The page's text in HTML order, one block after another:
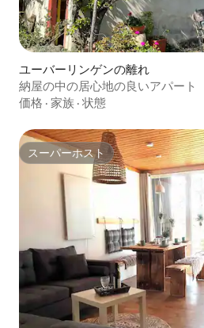
ユーバーリンゲンの離れ
納屋の中の居心地の良いアパート
価格 · 家族 · 状態
スーパーホスト
スーパーホスト